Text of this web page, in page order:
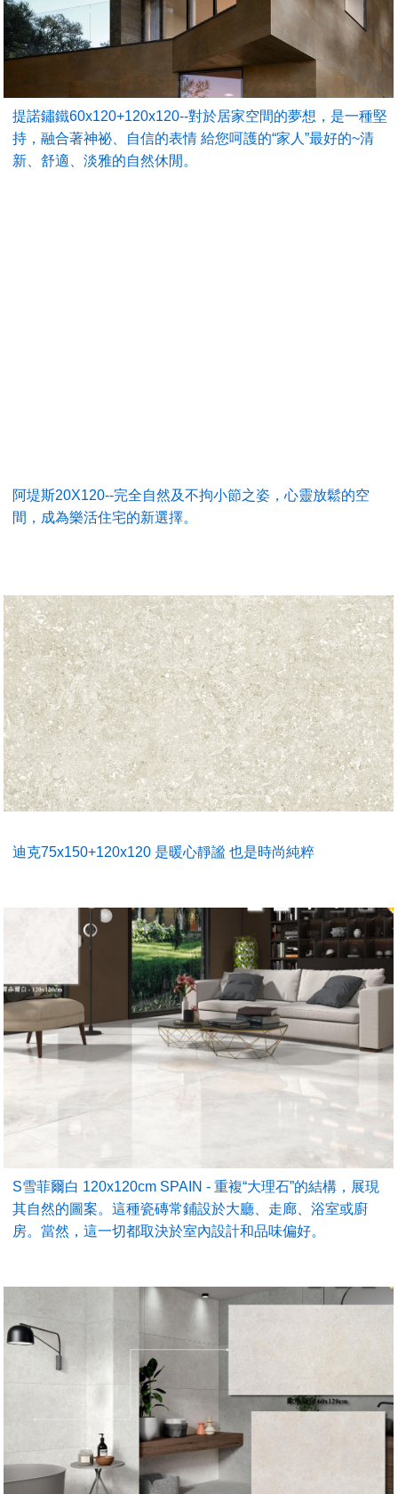
提諾鏽鐵60x120+120x120--對於居家空間的夢想，是一種堅
持，融合著神祕、自信的表情 給您呵護的“家人”最好的~清
新、舒適、淡雅的自然休閒。
阿堤斯20X120--完全自然及不拘小節之姿，心靈放鬆的空
間，成為樂活住宅的新選擇。
迪克75x150+120x120 是暖心靜謐 也是時尚純粹
S雪菲爾白 120x120cm SPAIN - 重複“大理石”的結構，展現
其自然的圖案。這種瓷磚常鋪設於大廳、走廊、浴室或廚
房。當然，這一切都取決於室內設計和品味偏好。